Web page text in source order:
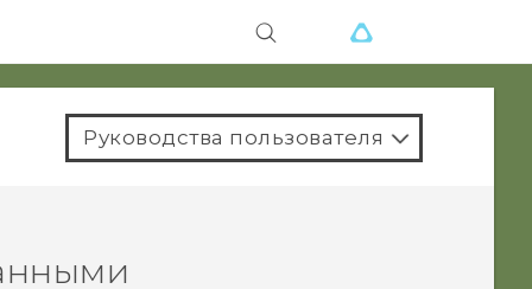
Руководства пользователя